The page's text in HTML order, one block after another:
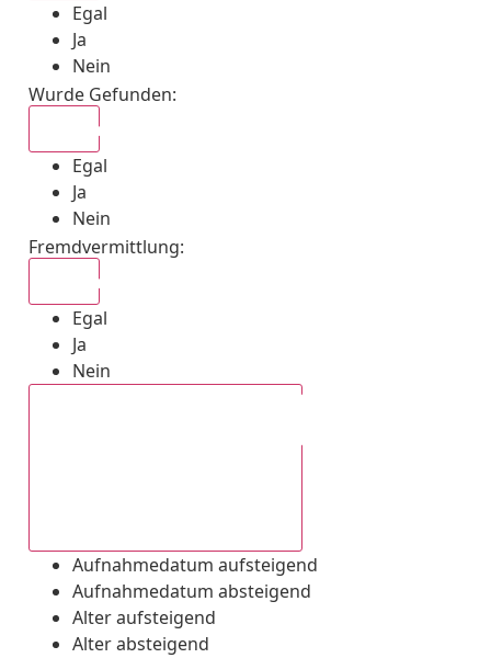
Egal
Ja
Nein
Wurde Gefunden:
Egal
Ja
Nein
Fremdvermittlung:
Egal
Ja
Nein
Aufnahmedatum aufsteigend
Aufnahmedatum absteigend
Alter aufsteigend
Alter absteigend